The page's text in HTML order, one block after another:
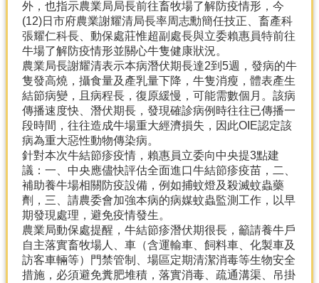
優
農
產
熱
門
資
民
務
站
行
資
外，也指示農業局局長前往畜牧場了解防疫情形，今
(12)日市府農業謝耀清局長率周志勳簡任技正、畜產科
張耀仁科長、動保處莊惟超副處長與立委賴惠員特前往
牛場了解防疫情形並關心牛隻健康狀況。
農業局長謝耀清表示本病潛伏期長達2到5週，發病的牛
隻發高燒，攝食量及產乳量下降，牛隻消瘦，體表產生
結節病變，且病程長，復原緩慢，可能需數個月。該病
傳播速度快、潛伏期長，發現確診病例時往往已傳播一
段時間，往往造成牛場重大經濟損失，因此OIE認定該
病為重大惡性動物傳染病。
針對本次牛結節疹疫情，賴惠員立委向中央提3點建
議：一、中央應儘快評估全面進口牛結節疹疫苗，二、
補助養牛場相關防疫設備，例如捕蚊燈及殺滅蚊蟲藥
劑，三、請農委會加強本病的病媒蚊蟲監測工作，以早
期發現處理，避免疫情發生。
農業局動保處提醒，牛結節疹潛伏期很長，籲請養牛戶
自主落實畜牧場人、車（含運輸車、飼料車、化製車及
訪客車輛等）門禁管制、場區定期清潔消毒等生物安全
措施，必須避免糞肥堆積，落實消毒、疏通溝渠、吊掛